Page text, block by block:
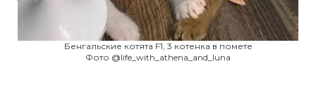
Бенгальские котята F1, 3 котенка в помете
Фото @life_with_athena_and_luna